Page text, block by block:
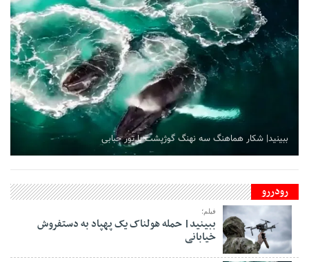
ببینید| شکار هماهنگ سه نهنگ گوژپشت با تور حبابی
رودررو
فیلم؛
ببینید| حمله هولناک یک پهپاد به دستفروش
خیابانی